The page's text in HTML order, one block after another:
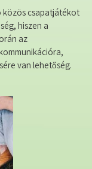
közös csapatjátékot
hiszen a
az
van lehetőség.